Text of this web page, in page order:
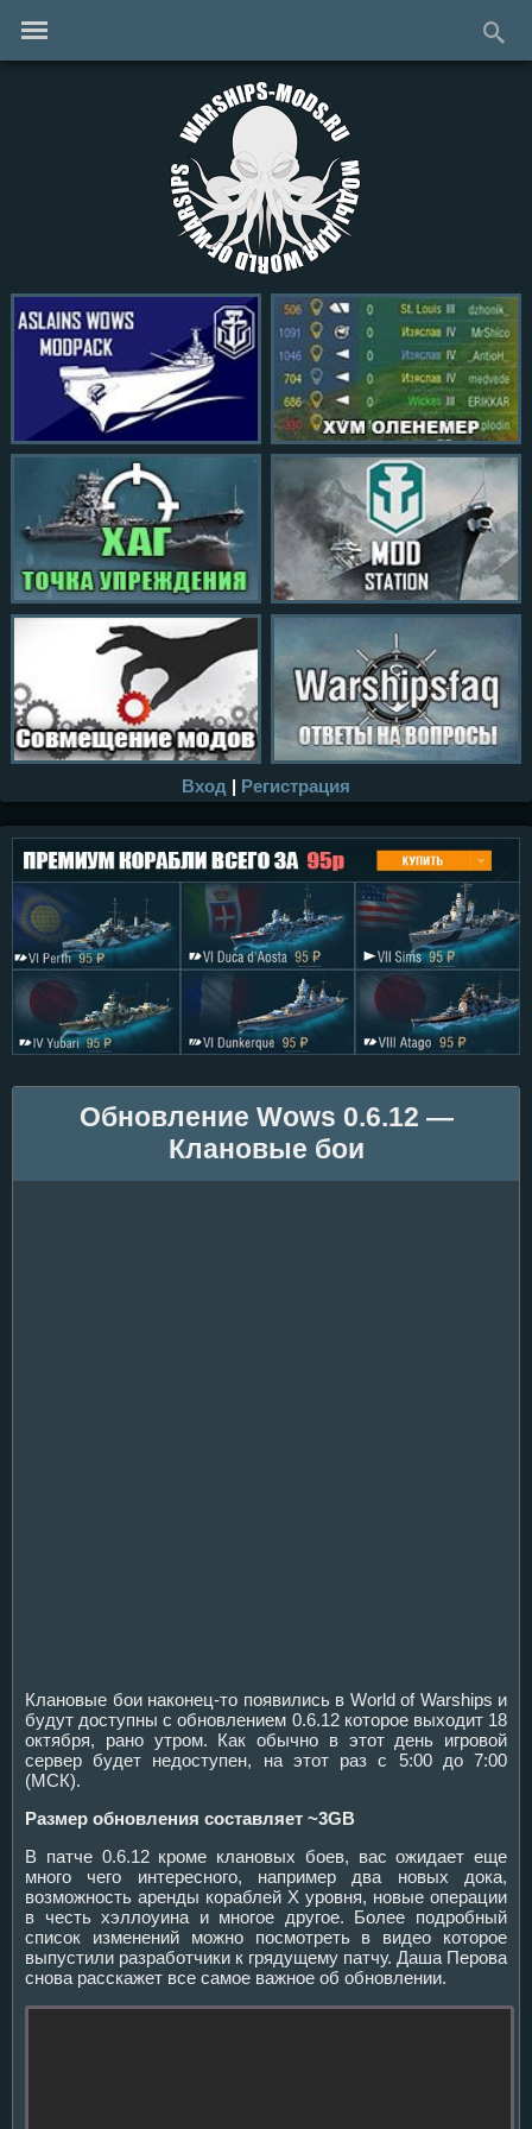
Вход | Регистрация
Обновление Wows 0.6.12 —
Клановые бои
Клановые бои наконец-то появились в World of Warships и
будут доступны с обновлением 0.6.12 которое выходит 18
октября, рано утром. Как обычно в этот день игровой
сервер будет недоступен, на этот раз с 5:00 до 7:00
(МСК).
Размер обновления составляет ~3GB
В патче 0.6.12 кроме клановых боев, вас ожидает еще
много чего интересного, например два новых дока,
возможность аренды кораблей X уровня, новые операции
в честь хэллоуина и многое другое. Более подробный
список изменений можно посмотреть в видео которое
выпустили разработчики к грядущему патчу. Даша Перова
снова расскажет все самое важное об обновлении.